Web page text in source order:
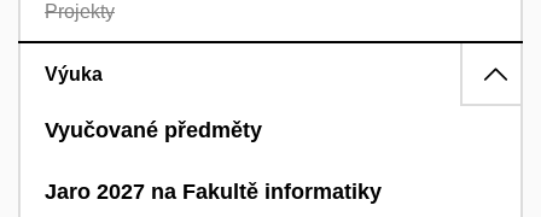
Projekty
Výuka
Vyučované předměty
Jaro 2027 na Fakultě informatiky